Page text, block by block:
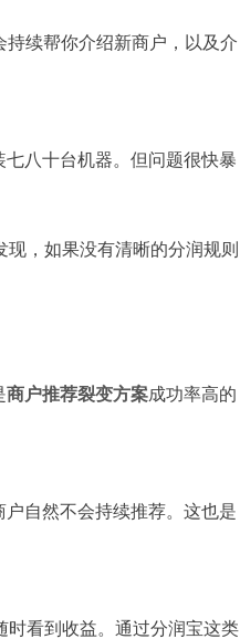
续帮你介绍新商户，以及介
八十台机器。但问题很快暴
，如果没有清晰的分润规则
商户推荐裂变方案成功率高的
自然不会持续推荐。这也是
看到收益。通过分润宝这类